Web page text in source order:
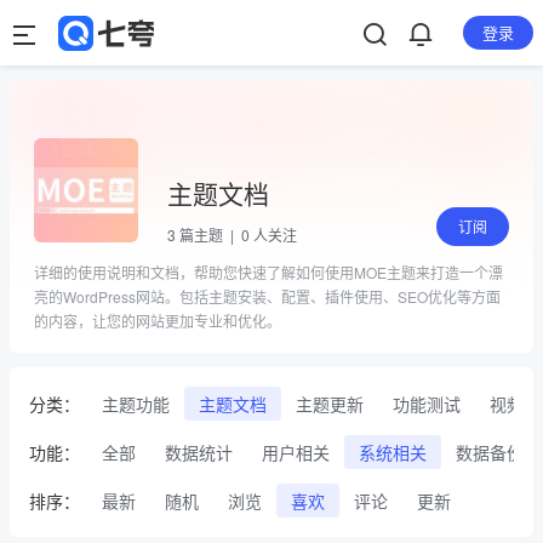
登录
主题文档
3 篇主题 | 0 人关注 订阅
详细的使用说明和文档，帮助您快速了解如何使用MOE主题来打造一个漂
亮的WordPress网站。包括主题安装、配置、插件使用、SEO优化等方面
的内容，让您的网站更加专业和优化。
分类： 主题功能 主题文档 主题更新 功能测试
视频
功能：
全部 数据统计 用户相关 系统相关
数据备份
排序：
最新 随机 浏览 喜欢 评论 更新